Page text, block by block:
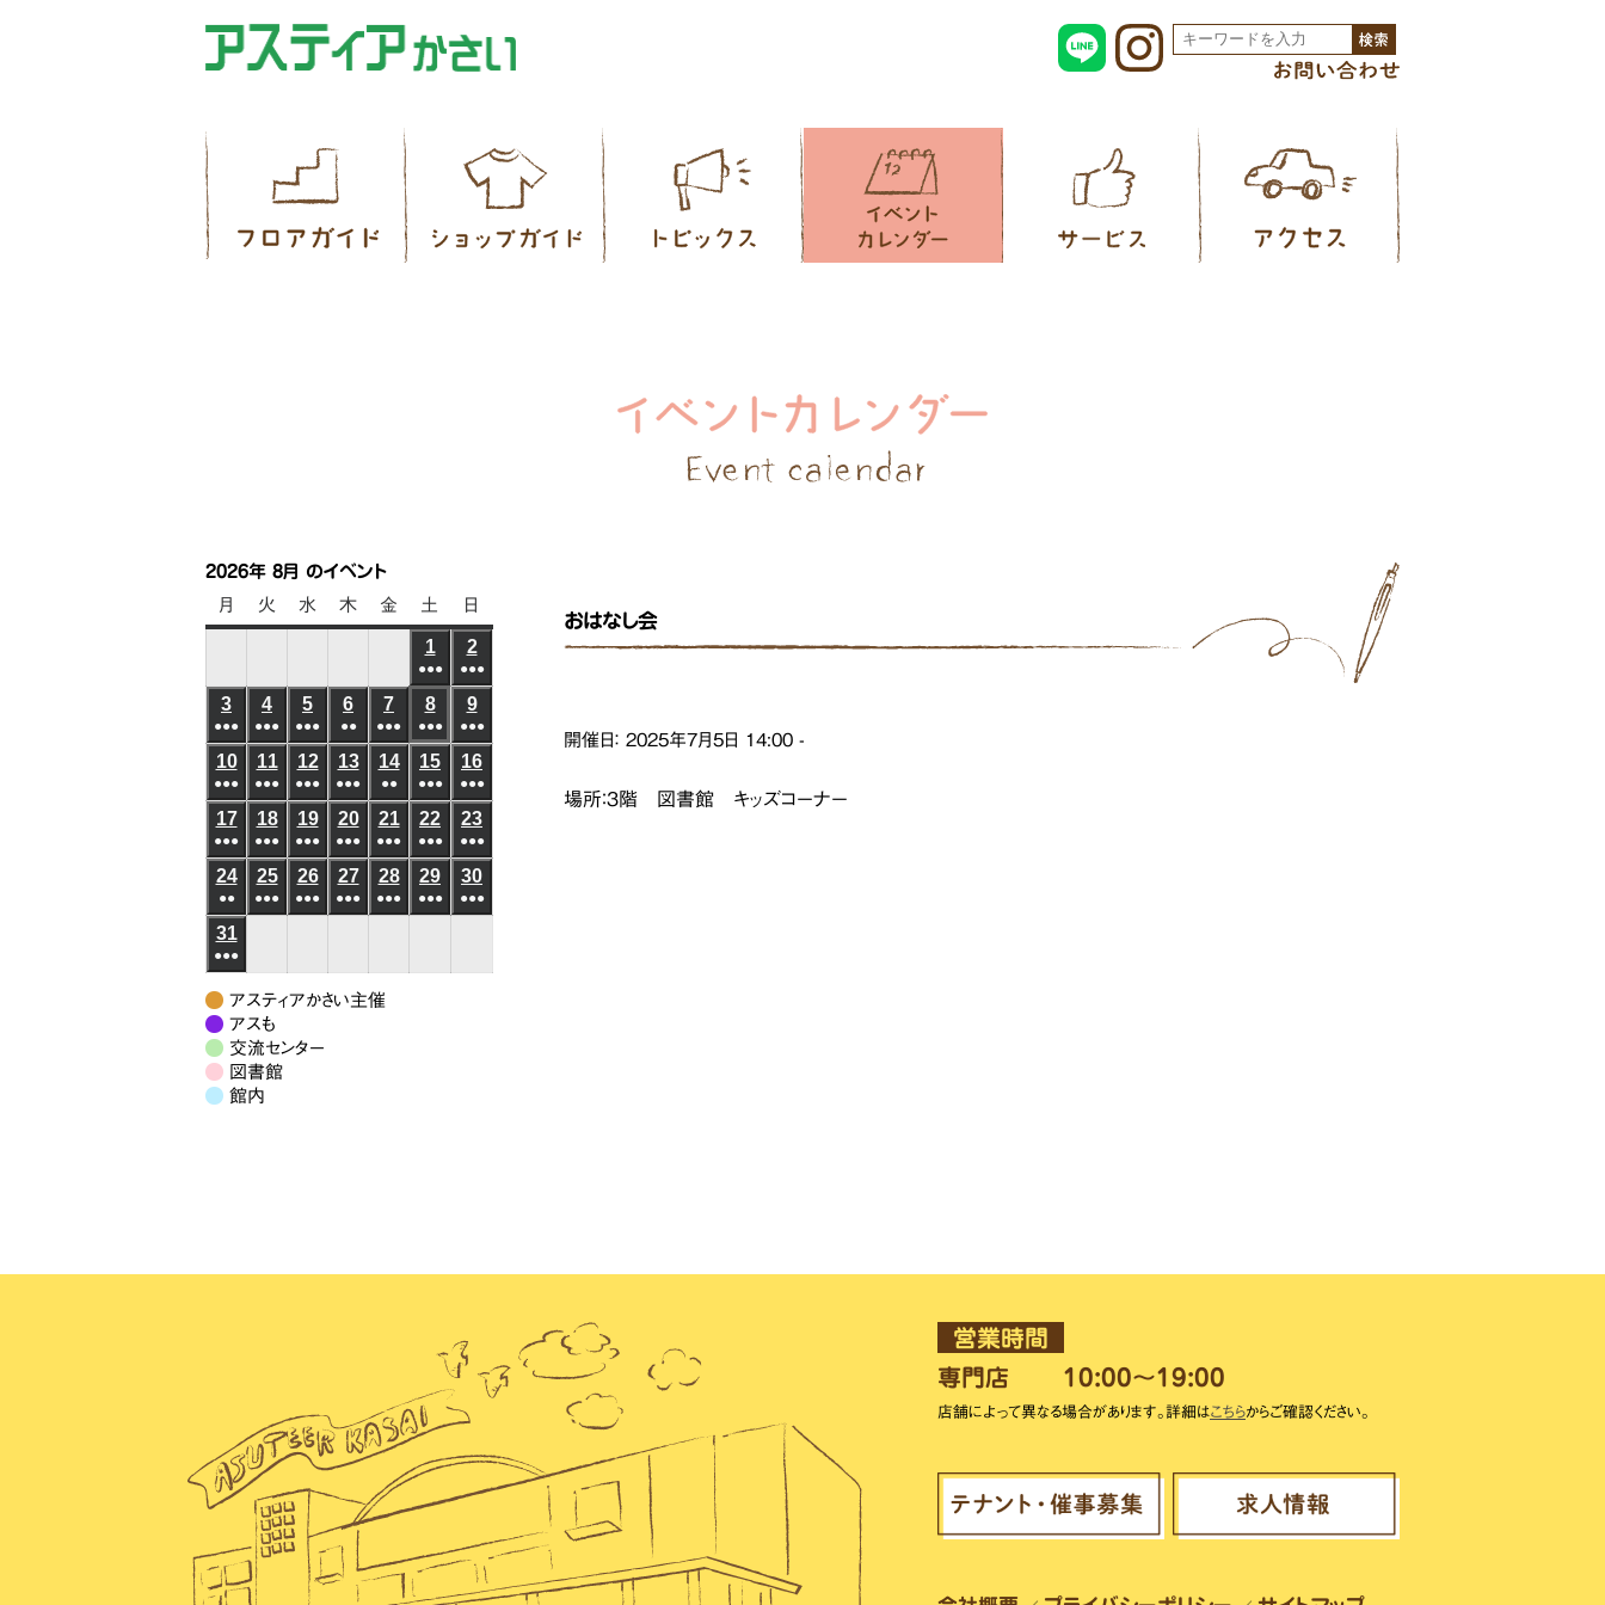
おはなし会
開催日： 2025年7月5日 14:00 -
場所：３階 図書館 キッズコーナー
2026年 8月 のイベント
月
曜
火
曜
水水
曜
木木
曜
金
曜
土
曜
日
日
曜
日
12026
年
8
月
1
日
●●●
(6
件
の
イ
ベ
ン
ト)
22026
年
8
月
2
日
●●●
(6
件
の
イ
ベ
ン
ト)
3 2026
年
8
月
3
日
●●●
(5
件
の
イ
ベ
ン
ト)
4 2026
年
8
月
4
日
●●●
(8
件
の
イ
ベ
ン
5 2026
年
8
月
5
日
●●●
(7
件
の
イ
ベ
ン
6 2026
年
8
月
6
日
●●
(3
件
の
イ
ベ
ン
7 2026
年
8
月
7
日
●●●
(5
件
の
イ
ベ
ン
82026
年
8
月
8
日
●●●
(10
件
の
イ
ベ
ン
92026
年
8
月
9
日
●●●
(8
件
の
イ
ベ
ン
102026
年
月
10
日
●●●
(6
件
の
イ
ベ
ン
ト)
112026
年
8
月
11
日
●●●
(8
件
の
イ
ト)
122026
年
8
月
12
日
●●●
(4
件
の
イ
ト)
132026
年
8
月
13
日
●●●
(4
件
の
イ
ト)
142026
8
月
14
日
●●
(3
件
の
イ
15 2026
年
月
15
日
●●●
(6
件
の
イ
16
年
月
日
●●●
(5
件
の
イ
172026
年
8
月
17
日
●●●
(7
件
の
イ
ベ
ン
ト)
182026
年
8
月
日
●●●
(10
件
ベ
ン
ト)
192026
年
8
月
日
●●●
(7
件
ベ
ト)
202026
年
月
日
●●●
(6
件
ベ
212026
年
8
月
日
●●●
(7
件
22 2026
年
月
日
●●●
(9
件
23
年
月
日
●●●
(7
件
242026
年
8
月
24
日
●●
(3
件
イ
ベ
ン
ト)
252026
年
25
●●●
イ
ベ
ン
262026
年
26
●●●
ベ
272026
年
27
●●●
の
282026
年
●●●
29 2026
年
●●●
30
年
●●●
312026
年
8
月
31
日
●●●
件
の
イ
ベ
アスティアかさい主催
アスも
交流センター
図書館
館内
営業時間
専門店
10:00～19:00
店舗によって異なる場合があります。詳細はこちらからご確認ください。